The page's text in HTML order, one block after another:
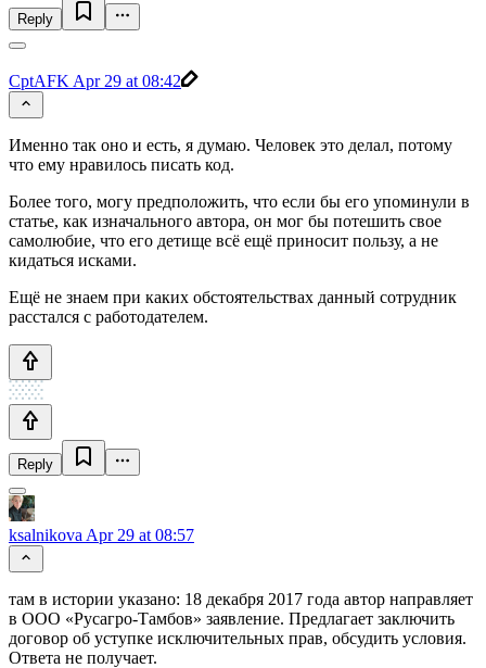
Reply
CptAFK Apr 29 at 08:42
Именно так оно и есть, я думаю. Человек это делал, потому
что ему нравилось писать код.
Более того, могу предположить, что если бы его упоминули в
статье, как изначального автора, он мог бы потешить свое
самолюбие, что его детище всё ещё приносит пользу, а не
кидаться исками.
Ещё не знаем при каких обстоятельствах данный сотрудник
расстался с работодателем.
Reply
ksalnikova Apr 29 at 08:57
там в истории указано: 18 декабря 2017 года автор направляет
в ООО «Русагро-Тамбов» заявление. Предлагает заключить
договор об уступке исключительных прав, обсудить условия.
Ответа не получает.